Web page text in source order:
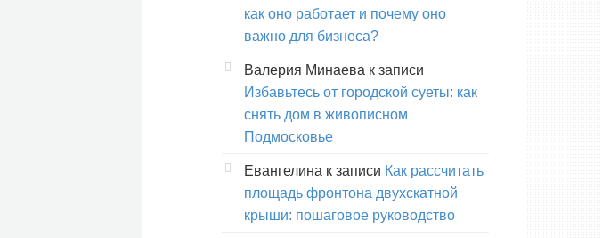
как оно работает и почему оно
важно для бизнеса?
Валерия Минаева к записи
Избавьтесь от городской суеты: как
снять дом в живописном
Подмосковье
Евангелина к записи Как рассчитать
площадь фронтона двухскатной
крыши: пошаговое руководство